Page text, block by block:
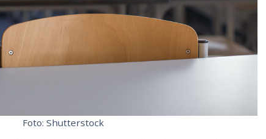
Foto: Shutterstock